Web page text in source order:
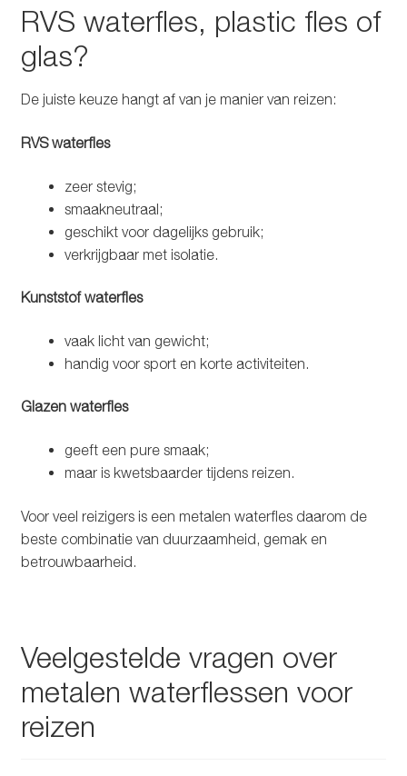
RVS waterfles, plastic fles of
glas?
De juiste keuze hangt af van je manier van reizen:
RVS waterfles
zeer stevig;
smaakneutraal;
geschikt voor dagelijks gebruik;
verkrijgbaar met isolatie.
Kunststof waterfles
vaak licht van gewicht;
handig voor sport en korte activiteiten.
Glazen waterfles
geeft een pure smaak;
maar is kwetsbaarder tijdens reizen.
Voor veel reizigers is een metalen waterfles daarom de
beste combinatie van duurzaamheid, gemak en
betrouwbaarheid.
Veelgestelde vragen over
metalen waterflessen voor
reizen